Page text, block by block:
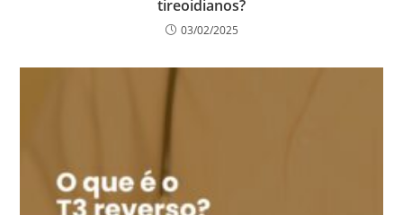
tireoidianos?
03/02/2025